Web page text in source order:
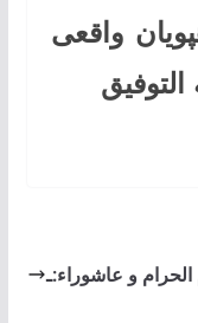
واقعی
و عاشوراء:ـ